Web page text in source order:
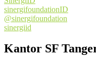
sinergifoundationID
@sinergifoundation
sinergiid
Kantor SF